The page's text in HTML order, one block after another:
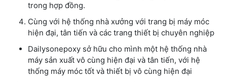
trong hợp đồng.
Cùng với hệ thống nhà xưởng với trang bị máy móc
hiện đại, tân tiến và các trang thiết bị chuyên nghiệp
Dailysonepoxy sở hữu cho mình một hệ thống nhà
máy sản xuất vô cùng hiện đại và tân tiến, với hệ
thống máy móc tốt và thiết bị vô cùng hiện đại